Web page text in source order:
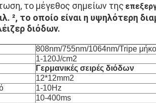
το μέγεθος σημείων της
², το οποίο είναι η υψηλότερη
διόδων.
808nm/755nm/1064nm/Tripe
1-120J/cm2
Γερμανικές σειρές διόδων
12*12mm2
1-10Hz
10-400ms